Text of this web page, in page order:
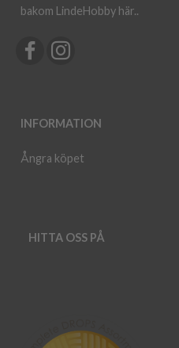
bakom LindeHobby här..
INFORMATION
Ångra köpet
HITTA OSS PÅ